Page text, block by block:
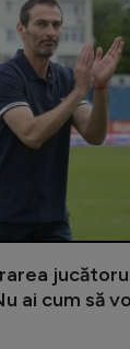
ai cum să